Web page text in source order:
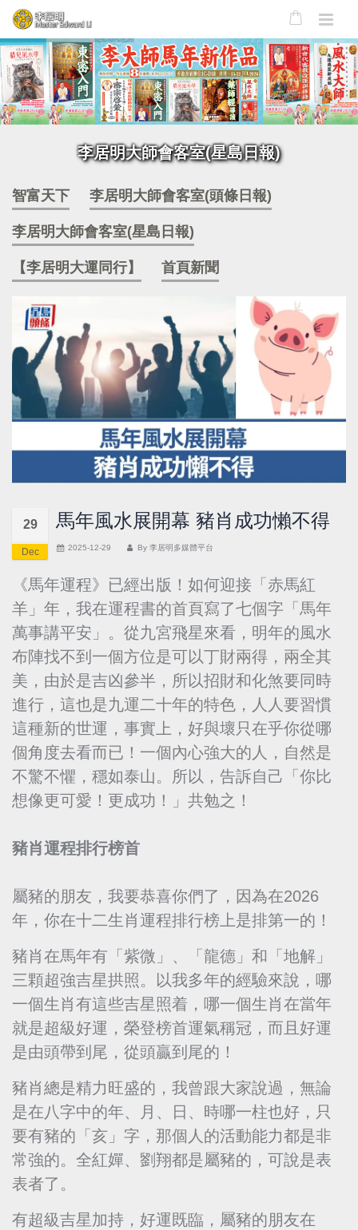
李居明大師會客室(星島日報)
智富天下 李居明大師會客室(頭條日報)
李居明大師會客室(星島日報)
【李居明大運同行】 首頁新聞
29
Dec
馬年風水展開幕 豬肖成功懶不得
2025-12-29 By 李居明多媒體平台
《馬年運程》已經出版！如何迎接「赤馬紅
羊」年，我在運程書的首頁寫了七個字「馬年
萬事講平安」。從九宮飛星來看，明年的風水
布陣找不到一個方位是可以丁財兩得，兩全其
美，由於是吉凶參半，所以招財和化煞要同時
進行，這也是九運二十年的特色，人人要習慣
這種新的世運，事實上，好與壞只在乎你從哪
個角度去看而已！一個內心強大的人，自然是
不驚不懼，穩如泰山。所以，告訴自己「你比
想像更可愛！更成功！」共勉之！
豬肖運程排行榜首
屬豬的朋友，我要恭喜你們了，因為在2026
年，你在十二生肖運程排行榜上是排第一的！
豬肖在馬年有「紫微」、「龍德」和「地解」
三顆超強吉星拱照。以我多年的經驗來說，哪
一個生肖有這些吉星照着，哪一個生肖在當年
就是超級好運，榮登榜首運氣稱冠，而且好運
是由頭帶到尾，從頭贏到尾的！
豬肖總是精力旺盛的，我曾跟大家說過，無論
是在八字中的年、月、日、時哪一柱也好，只
要有豬的「亥」字，那個人的活動能力都是非
常強的。全紅嬋、劉翔都是屬豬的，可說是表
表者了。
有超級吉星加持，好運既臨，屬豬的朋友在